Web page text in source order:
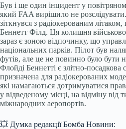
Був і ще один інцидент у
який FAA вирішило не
зіткнувся з радіокерованим
Беннетт Філд. Ця колишня
зараз є зоною відпочинку, що
національних парків. Пілот був
футів, але це не повинно було бути
Флойді Беннетті є злітно-посадкова
призначена для радіокерованих
які намагаються дотримуватися
у відведеному місці, на відміну від
міжнародних аеропортів.
💥 Думка редакції Бомба Новини: